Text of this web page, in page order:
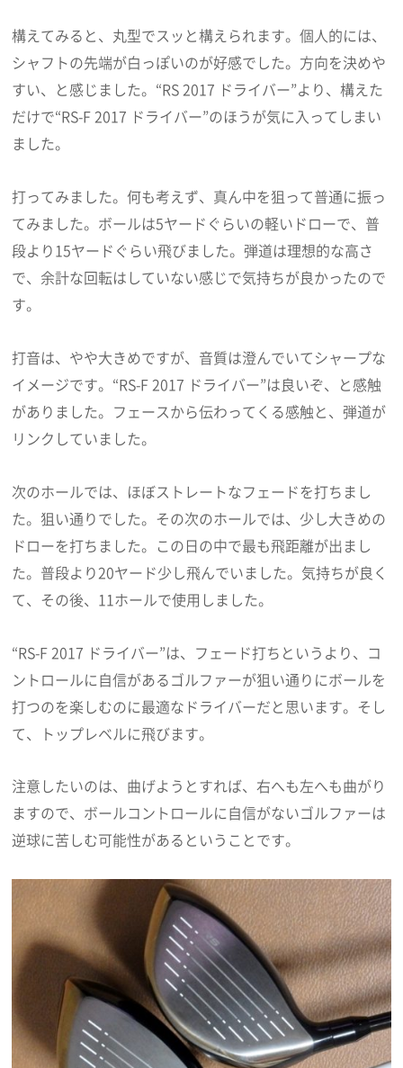
構えてみると、丸型でスッと構えられます。個人的には、
シャフトの先端が白っぽいのが好感でした。方向を決めや
すい、と感じました。“RS 2017 ドライバー”より、構えた
だけで“RS-F 2017 ドライバー”のほうが気に入ってしまい
ました。
打ってみました。何も考えず、真ん中を狙って普通に振っ
てみました。ボールは5ヤードぐらいの軽いドローで、普
段より15ヤードぐらい飛びました。弾道は理想的な高さ
で、余計な回転はしていない感じで気持ちが良かったので
す。
打音は、やや大きめですが、音質は澄んでいてシャープな
イメージです。“RS-F 2017 ドライバー”は良いぞ、と感触
がありました。フェースから伝わってくる感触と、弾道が
リンクしていました。
次のホールでは、ほぼストレートなフェードを打ちまし
た。狙い通りでした。その次のホールでは、少し大きめの
ドローを打ちました。この日の中で最も飛距離が出まし
た。普段より20ヤード少し飛んでいました。気持ちが良く
て、その後、11ホールで使用しました。
“RS-F 2017 ドライバー”は、フェード打ちというより、コ
ントロールに自信があるゴルファーが狙い通りにボールを
打つのを楽しむのに最適なドライバーだと思います。そし
て、トップレベルに飛びます。
注意したいのは、曲げようとすれば、右へも左へも曲がり
ますので、ボールコントロールに自信がないゴルファーは
逆球に苦しむ可能性があるということです。